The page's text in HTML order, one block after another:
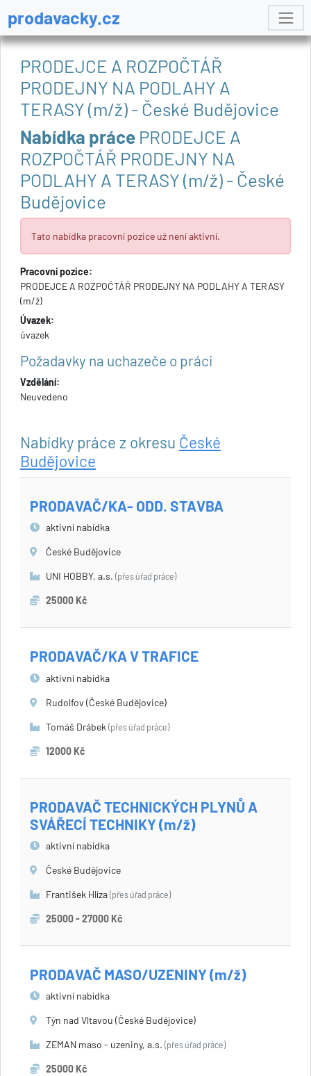
prodavacky.cz
PRODEJCE A ROZPOČTÁŘ
PRODEJNY NA PODLAHY A
TERASY (m/ž) - České Budějovice
Nabídka práce PRODEJCE A
ROZPOČTÁŘ PRODEJNY NA
PODLAHY A TERASY (m/ž) - České
Budějovice
Tato nabídka pracovní pozice už není aktivní.
Pracovní pozice:
PRODEJCE A ROZPOČTÁŘ PRODEJNY NA PODLAHY A TERASY
(m/ž)
Úvazek:
úvazek
Požadavky na uchazeče o práci
Vzdělání:
Neuvedeno
Nabídky práce z okresu České
Budějovice
PRODAVAČ/KA- ODD. STAVBA
aktivní nabídka
České Budějovice
UNI HOBBY, a.s. (přes úřad práce)
25000 Kč
PRODAVAČ/KA V TRAFICE
aktivní nabídka
Rudolfov (České Budějovice)
Tomáš Drábek (přes úřad práce)
12000 Kč
PRODAVAČ TECHNICKÝCH PLYNŮ A
SVÁŘECÍ TECHNIKY (m/ž)
aktivní nabídka
České Budějovice
František Hlíza (přes úřad práce)
25000 - 27000 Kč
PRODAVAČ MASO/UZENINY (m/ž)
aktivní nabídka
Týn nad Vltavou (České Budějovice)
ZEMAN maso - uzeniny, a.s. (přes úřad práce)
25000 Kč